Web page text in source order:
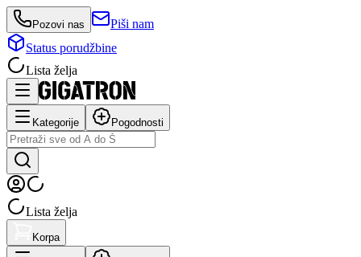
Pozovi nas
Piši nam
Status porudžbine
Lista želja
Kategorije Pogodnosti
Lista želja
Korpa